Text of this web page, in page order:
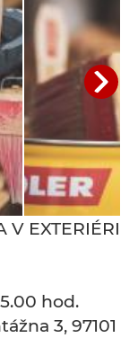
V EXTERIÉRI
hod.
3, 97101